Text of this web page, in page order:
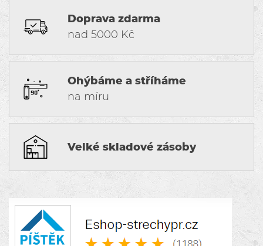
Doprava zdarma
nad 5000 Kč
Ohýbáme a stříháme
na míru
Velké skladové zásoby